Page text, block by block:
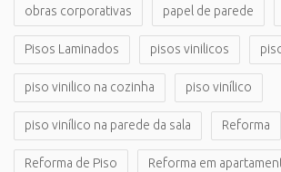
obras corporativas papel de parede
Pisos Laminados pisos vinilicos
piso vinilico na cozinha piso vinílico
piso vinílico na parede da sala Reforma
Reforma de Piso Reforma em